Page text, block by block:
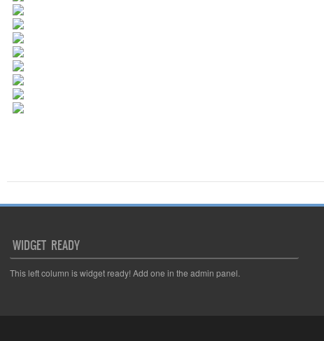
WIDGET READY
This left column is widget ready! Add one in the admin panel.